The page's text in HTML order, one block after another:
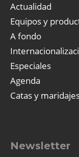
Actualidad
Equipos y
A fondo
Especiales
Agenda
Catas y
Newsletter